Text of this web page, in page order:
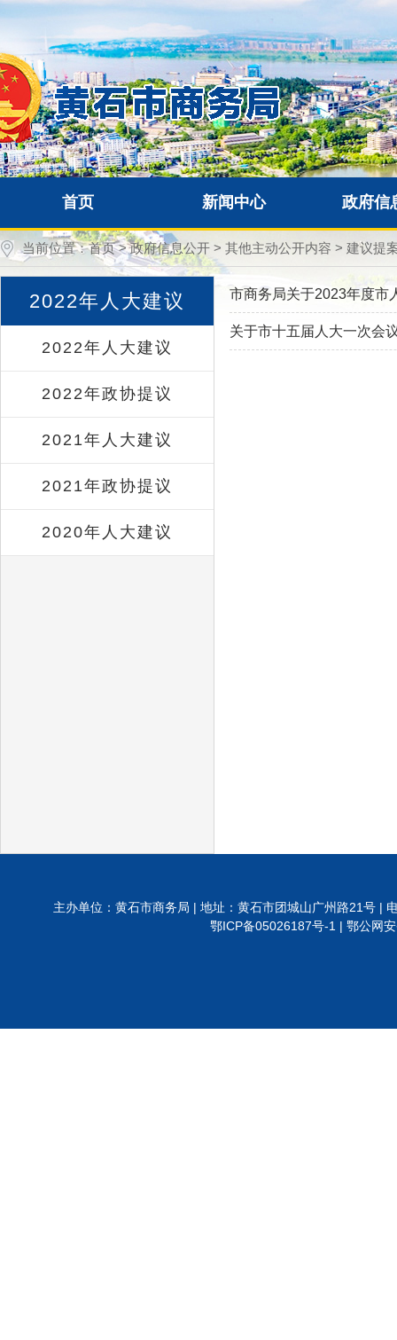
首页 新闻中心 政府信
当前位置：首页>政府信息公开 > 其他主动公开内容 > 建议提
2022年人大建议
2022年人大建议
2022年政协提议
2021年人大建议
2021年政协提议
2020年人大建议
市商务局关于2023年度市
关于市十五届人大一次会
主办单位：黄石市商务局 | 地址：黄石市团城山广州路21号 |
鄂ICP备05026187号-1 | 鄂公网